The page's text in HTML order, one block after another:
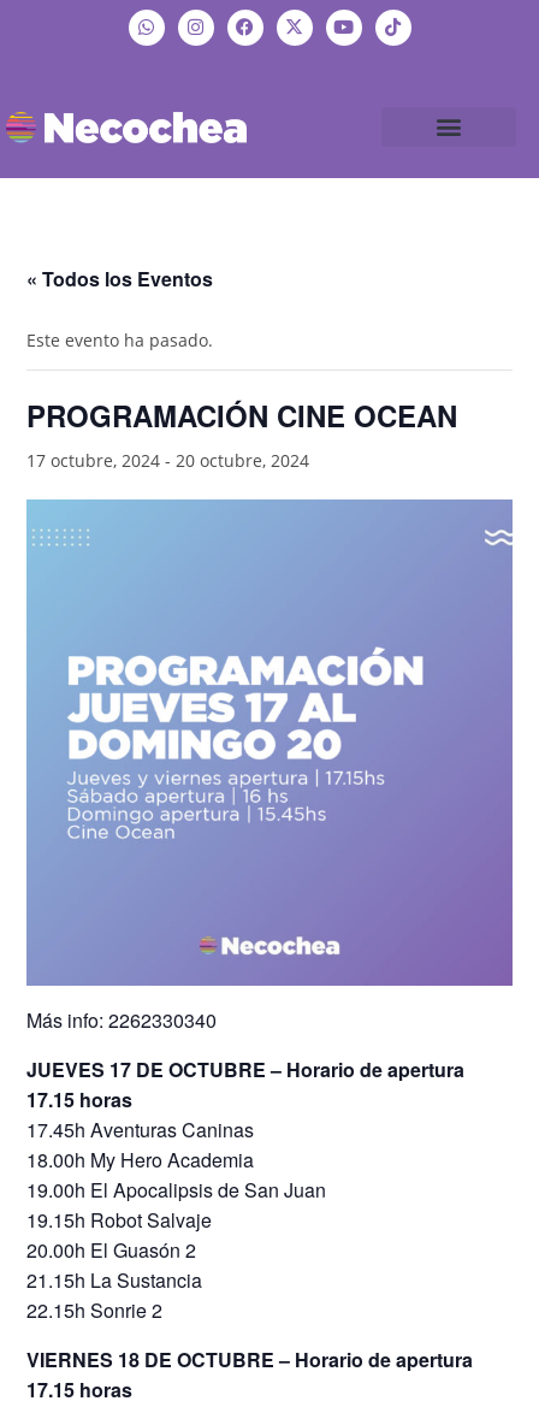
« Todos los Eventos
Este evento ha pasado.
PROGRAMACIÓN CINE OCEAN
17 octubre, 2024 -20 octubre, 2024
Más info: 2262330340
JUEVES 17 DE OCTUBRE – Horario de apertura
17.15 horas
17.45h Aventuras Caninas
18.00h My Hero Academia
19.00h El Apocalipsis de San Juan
19.15h Robot Salvaje
20.00h El Guasón 2
21.15h La Sustancia
22.15h Sonrie 2
VIERNES 18 DE OCTUBRE – Horario de apertura
17.15 horas